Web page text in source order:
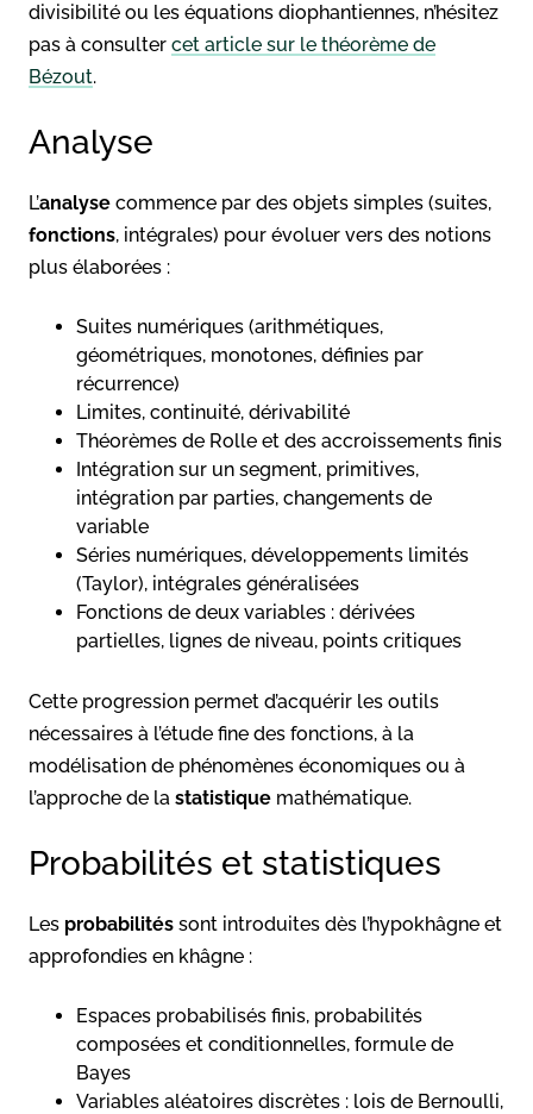
divisibilité ou les équations diophantiennes, n’hésitez
pas à consulter cet article sur le théorème de
Bézout.
Analyse
L’analyse commence par des objets simples (suites,
fonctions, intégrales) pour évoluer vers des notions
plus élaborées :
Suites numériques (arithmétiques,
géométriques, monotones, définies par
récurrence)
Limites, continuité, dérivabilité
Théorèmes de Rolle et des accroissements finis
Intégration sur un segment, primitives,
intégration par parties, changements de
variable
Séries numériques, développements limités
(Taylor), intégrales généralisées
Fonctions de deux variables : dérivées
partielles, lignes de niveau, points critiques
Cette progression permet d’acquérir les outils
nécessaires à l’étude fine des fonctions, à la
modélisation de phénomènes économiques ou à
l’approche de la statistique mathématique.
Probabilités et statistiques
Les probabilités sont introduites dès l’hypokhâgne et
approfondies en khâgne :
Espaces probabilisés finis, probabilités
composées et conditionnelles, formule de
Bayes
Variables aléatoires discrètes : lois de Bernoulli,